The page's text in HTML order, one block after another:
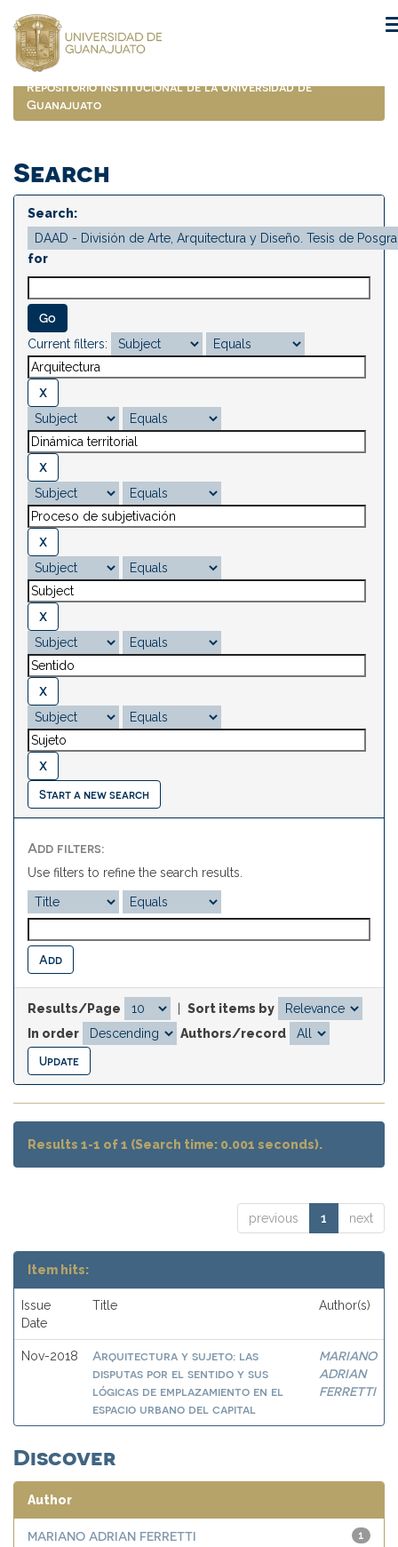
navigation
Repositorio Institucional de la Universidad de
Guanajuato
Search
Search:
for
Current filters:
Start a new search
Add filters:
Use filters to refine the search results.
Results/Page
Sort items by
In order
Authors/record
Results 1-1 of 1 (Search time: 0.001 seconds).
previous 1 next
Item hits:
Issue
Date
Title Author(s)
Nov-2018
Arquitectura y sujeto: las
disputas por el sentido y sus
lógicas de emplazamiento en el
espacio urbano del capital
MARIANO
ADRIAN
FERRETTI
Discover
Author
1
MARIANO ADRIAN FERRETTI